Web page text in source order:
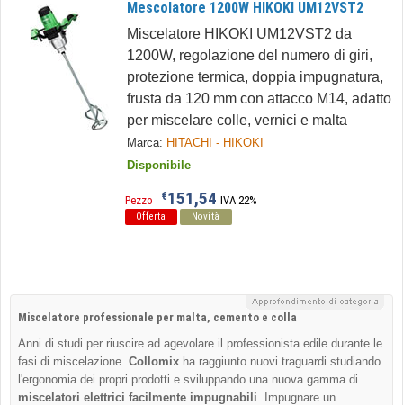
Mescolatore 1200W HIKOKI UM12VST2
Miscelatore HIKOKI UM12VST2 da
1200W, regolazione del numero di giri,
protezione termica, doppia impugnatura,
frusta da 120 mm con attacco M14, adatto
per miscelare colle, vernici e malta
Marca: HITACHI - HIKOKI
Disponibile
Pezzo €151,54 IVA 22%
Offerta Novità
Miscelatore professionale per malta, cemento e colla
Anni di studi per riuscire ad agevolare il professionista edile durante le
fasi di miscelazione. Collomix ha raggiunto nuovi traguardi studiando
l'ergonomia dei propri prodotti e sviluppando una nuova gamma di
miscelatori elettrici facilmente impugnabili. Impugnare un